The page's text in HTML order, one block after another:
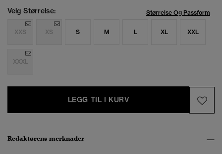
Velg Størrelse: Størrelse Og Passform
XXS XS S M L XL XXL
XXXL
LEGG TIL I KURV
Redaktørens merknader